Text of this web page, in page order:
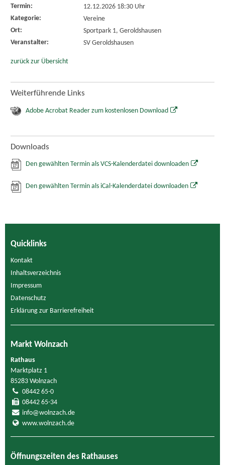
Termin:
12.12.2026 18:30 Uhr
Kategorie:
Vereine
Ort:
Sportpark 1, Geroldshausen
Veranstalter:
SV Geroldshausen
zurück zur Übersicht
Weiterführende Links
Adobe Acrobat Reader zum kostenlosen Download
Downloads
Den gewählten Termin als VCS-Kalenderdatei downloaden
Den gewählten Termin als iCal-Kalenderdatei downloaden
Quicklinks
Kontakt
Inhaltsverzeichnis
Impressum
Datenschutz
Erklärung zur Barrierefreiheit
Markt Wolnzach
Rathaus
Marktplatz 1
85283 Wolnzach
08442 65-0
08442 65-34
info@wolnzach.de
www.wolnzach.de
Öffnungszeiten des Rathauses